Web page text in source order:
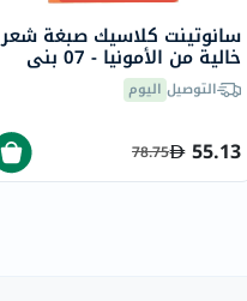
سانوتينت كلاسيك صبغة شعر
خالية من الأمونيا - 07 بني
رمادي 125 مل
التوصيل اليوم
55.13
78.75